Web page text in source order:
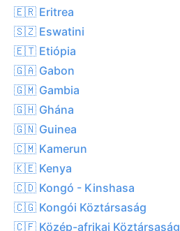
🇪🇷 Eritrea
🇸🇿 Eswatini
🇪🇹 Etiópia
🇬🇦 Gabon
🇬🇲 Gambia
🇬🇭 Ghána
🇬🇳 Guinea
🇨🇲 Kamerun
🇰🇪 Kenya
🇨🇩 Kongó - Kinshasa
🇨🇬 Kongói Köztársaság
🇨🇫 Közép-afrikai Köztársaság